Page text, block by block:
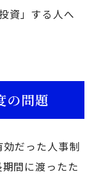
資」する人へ
の問題
だった人事制
間に渡ったた